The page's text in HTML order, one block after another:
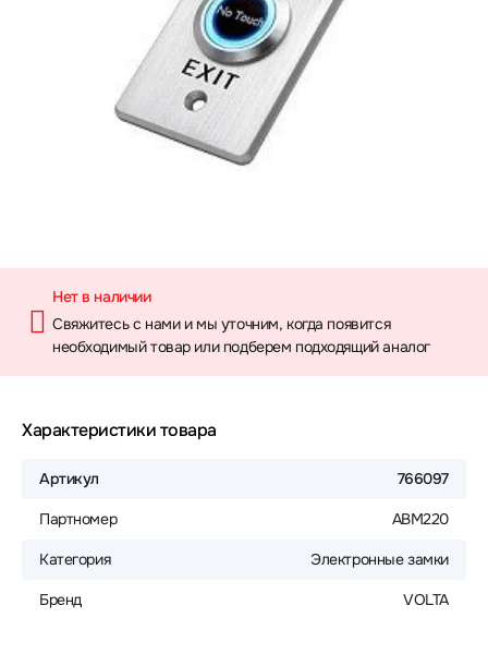
Нет в наличии
Свяжитесь с нами и мы уточним, когда появится
необходимый товар или подберем подходящий аналог
Характеристики товара
Артикул 766097
Партномер ABM220
Категория Электронные замки
Бренд VOLTA